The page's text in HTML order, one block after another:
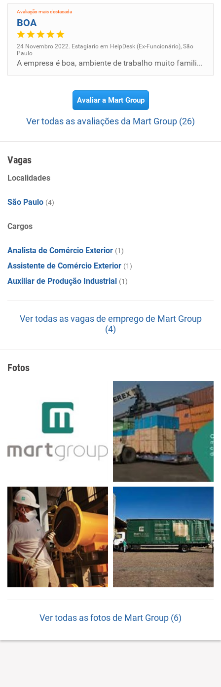
global e comercialização de madeiras sustentáveis e
certificadas, com o objetivo de gerar o mais elevado nível
de valor agregado para nossos clientes, colaboradores e
sociedade.
Avaliação mais destacada
BOA
24 Novembro 2022. Estagiario em HelpDesk (Ex-Funcionário), São
Paulo
A empresa é boa, ambiente de trabalho muito familiar.
Avaliar a Mart Group
Ver todas as avaliações da Mart Group (26)
Vagas
Localidades
São Paulo (4)
Cargos
Analista de Comércio Exterior (1)
Assistente de Comércio Exterior (1)
Auxiliar de Produção Industrial (1)
Ver todas as vagas de emprego de Mart Group
(4)
Fotos
Ver todas as fotos de Mart Group (6)